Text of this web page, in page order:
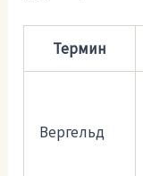
Термин
Вергельд